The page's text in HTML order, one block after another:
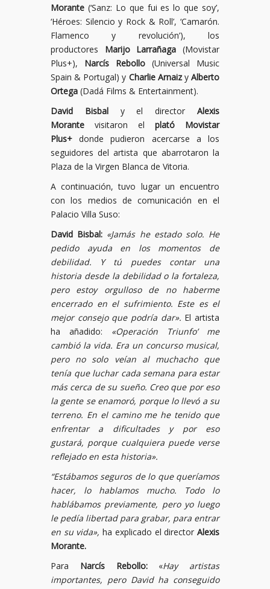
Morante (‘Sanz: Lo que fui es lo que soy’,
‘Héroes: Silencio y Rock & Roll’, ‘Camarón.
Flamenco y revolución’), los
productores Marijo Larrañaga(Movistar
Plus+), Narcís Rebollo (Universal Music
Spain & Portugal) y Charlie Arnaiz yAlberto
Ortega (Dadá Films & Entertainment).
David Bisbal y el directorAlexis
Morante visitaron el plató Movistar
Plus+donde pudieron acercarse a los
seguidores del artista que abarrotaron la
Plaza de la Virgen Blanca de Vitoria.
A continuación, tuvo lugar un encuentro
con los medios de comunicación en el
Palacio Villa Suso:
David Bisbal: «Jamás he estado solo. He
pedido ayuda en los momentos de
debilidad. Y tú puedes contar una
historia desde la debilidad o la fortaleza,
pero estoy orgulloso de no haberme
encerrado en el sufrimiento. Este es el
mejor consejo que podría dar». El artista
ha añadido: «Operación Triunfo’ me
cambió la vida. Era un concurso musical,
pero no solo veían al muchacho que
tenía que luchar cada semana para estar
más cerca de su sueño. Creo que por eso
la gente se enamoró, porque lo llevó a su
terreno. En el camino me he tenido que
enfrentar a dificultades y por eso
gustará, porque cualquiera puede verse
reflejado en esta historia».
“Estábamos seguros de lo que queríamos
hacer, lo hablamos mucho. Todo lo
hablábamos previamente, pero yo luego
le pedía libertad para grabar, para entrar
en su vida», ha explicado el director Alexis
Morante.
Para Narcís Rebollo:«Hay artistas
importantes, pero David ha conseguido